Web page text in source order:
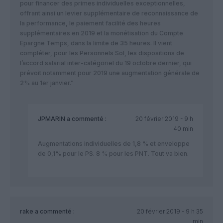
pour financer des primes individuelles exceptionnelles,
offrant ainsi un levier supplémentaire de reconnaissance de
la performance, le paiement facilité des heures
supplémentaires en 2019 et la monétisation du Compte
Epargne Temps, dans la limite de 35 heures. Il vient
compléter, pour les Personnels Sol, les dispositions de
l’accord salarial inter-catégoriel du 19 octobre dernier, qui
prévoit notamment pour 2019 une augmentation générale de
2% au 1er janvier.”
JPMARIN a commenté :
20 février 2019 - 9 h
40 min
Augmentations individuelles de 1,8 % et enveloppe
de 0,1% pour le PS. 8 % pour les PNT. Tout va bien.
rake a commenté :
20 février 2019 - 9 h 35
min